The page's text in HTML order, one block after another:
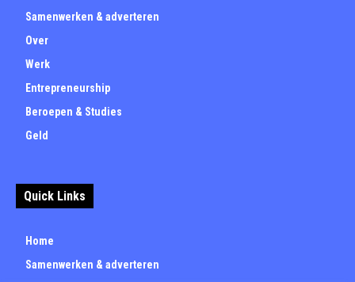
Samenwerken & adverteren
Over
Werk
Entrepreneurship
Beroepen & Studies
Geld
Quick Links
Home
Samenwerken & adverteren